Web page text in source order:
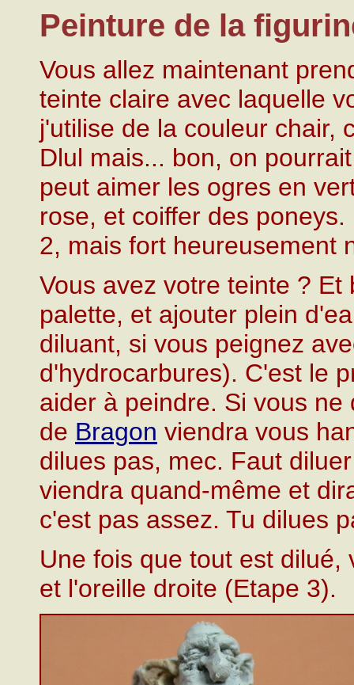
Peinture de la
Vous allez maintenant
teinte claire avec laquelle
j'utilise de la couleur chair,
Dlul mais... bon, on
peut aimer les ogres en
rose, et coiffer des
2, mais fort heureusement
Vous avez votre teinte ?
palette, et ajouter plein
diluant, si vous peignez
d'hydrocarbures). C'est le
aider à peindre. Si vous
de Bragon viendra vous
dilues pas, mec. Faut
viendra quand-même et
c'est pas assez. Tu dilues
Une fois que tout est
et l'oreille droite (Etape 3).